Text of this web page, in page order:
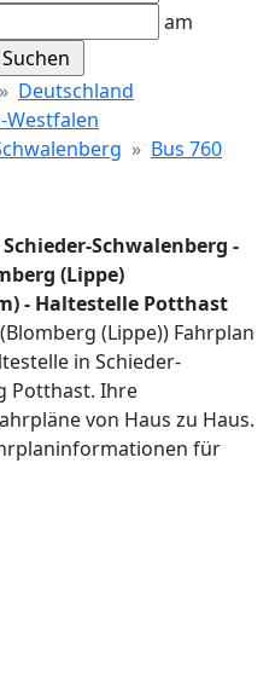
am
Deutschland
Bus 760
Schwalenberg -
(Lippe)
- Haltestelle Potthast
(Lippe)) Fahrplan
in Schieder-
Potthast. Ihre
von Haus zu Haus.
für